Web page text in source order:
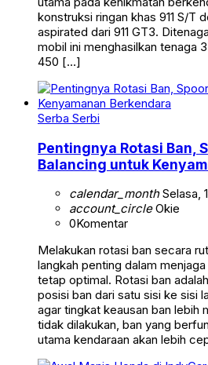
konstruksi ringan khas 911 S/T
aspirated dari 911 GT3.
mobil ini menghasilkan tenaga
450 […]
Serba Serbi
Pentingnya Rotasi Ban,
Balancing untuk
calendar_monthSelasa,
account_circleOkie
0Komentar
Melakukan rotasi ban secara
langkah penting dalam
tetap optimal. Rotasi ban
posisi ban dari satu sisi ke sisi
agar tingkat keausan ban lebih
tidak dilakukan, ban yang
utama kendaraan akan lebih